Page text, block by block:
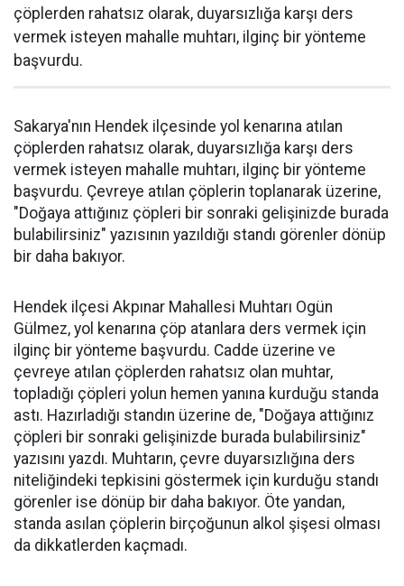
çöplerden rahatsız olarak, duyarsızlığa karşı ders
vermek isteyen mahalle muhtarı, ilginç bir yönteme
başvurdu.
Sakarya'nın Hendek ilçesinde yol kenarına atılan
çöplerden rahatsız olarak, duyarsızlığa karşı ders
vermek isteyen mahalle muhtarı, ilginç bir yönteme
başvurdu. Çevreye atılan çöplerin toplanarak üzerine,
"Doğaya attığınız çöpleri bir sonraki gelişinizde burada
bulabilirsiniz" yazısının yazıldığı standı görenler dönüp
bir daha bakıyor.
Hendek ilçesi Akpınar Mahallesi Muhtarı Ogün
Gülmez, yol kenarına çöp atanlara ders vermek için
ilginç bir yönteme başvurdu. Cadde üzerine ve
çevreye atılan çöplerden rahatsız olan muhtar,
topladığı çöpleri yolun hemen yanına kurduğu standa
astı. Hazırladığı standın üzerine de, "Doğaya attığınız
çöpleri bir sonraki gelişinizde burada bulabilirsiniz"
yazısını yazdı. Muhtarın, çevre duyarsızlığına ders
niteliğindeki tepkisini göstermek için kurduğu standı
görenler ise dönüp bir daha bakıyor. Öte yandan,
standa asılan çöplerin birçoğunun alkol şişesi olması
da dikkatlerden kaçmadı.